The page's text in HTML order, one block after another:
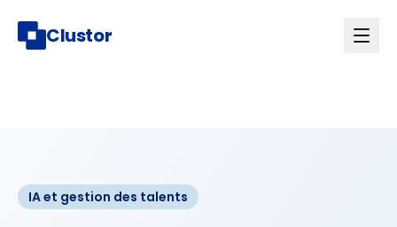
Clustor
IA et gestion des talents